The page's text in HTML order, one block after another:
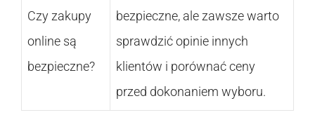
Czy zakupy
online są
bezpieczne?
bezpieczne, ale zawsze warto
sprawdzić opinie innych
klientów i porównać ceny
przed dokonaniem wyboru.